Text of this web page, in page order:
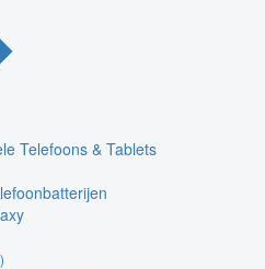
Telefoons & Tablets